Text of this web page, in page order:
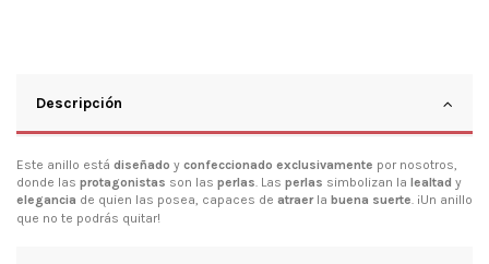
Descripción
Este anillo está diseñado y confeccionado exclusivamente por nosotros,
donde las protagonistas son las perlas . Las perlas simbolizan la lealtad y
elegancia de quien las posea, capaces de atraerla buena suerte . ¡Un anillo
que no te podrás quitar!